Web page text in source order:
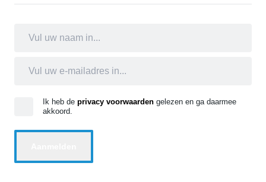
Ik heb de privacy voorwaarden gelezen en ga daarmee
akkoord.